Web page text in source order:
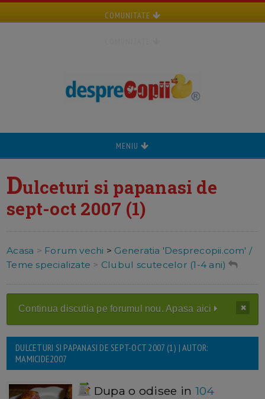
COMUNITATE
MENIU
Dulceturi si papanasi de
sept-oct 2007 (1)
Acasa > Forum vechi > Generatia 'Desprecopii.com' /
Teme specializate > Clubul scutecelor (1-4 ani)
Continua discutia pe forumul nou. Apasa aici
DULCETURI SI PAPANASI DE SEPT-OCT 2007 (1) | AUTOR:
MAMICIDE2007
Dupa o odisee in 104